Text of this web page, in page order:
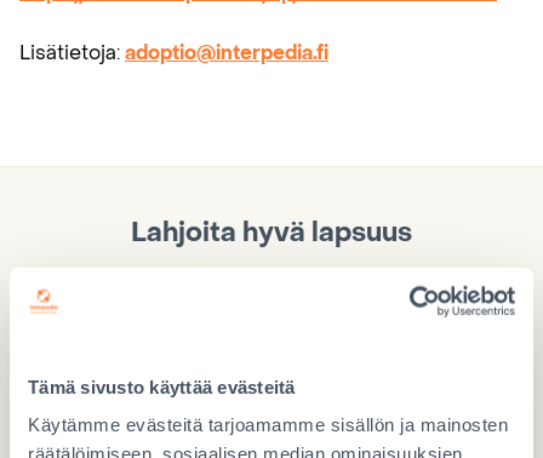
Tämä sivusto käyttää evästeitä
Käytämme evästeitä tarjoamamme sisällön ja mainosten
räätälöimiseen, sosiaalisen median ominaisuuksien
Lisätietoja:adoptio@interpedia.fi
Lahjoita hyvä lapsuus
Lahjoita Mobile Payllä